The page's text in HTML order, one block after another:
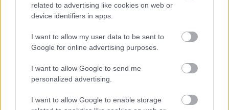
related to advertising like cookies on web or
device identifiers in apps.
I want to allow my user data to be sent to
Google for online advertising purposes.
I want to allow Google to send me
personalized advertising.
I want to allow Google to enable storage
07/08/2026
«Αντίο» με ήττα για τις διεθνείς μας στο τουρνουά του
Το πάλεψε μέχρι τέλους η Εθνική γυναικών κόντρα
στην Ιταλία Β’